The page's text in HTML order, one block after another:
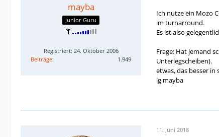
mayba
Junior Guru
Registriert: 24. Oktober 2006
Beiträge
1.949
Ich nutze ein Mozo
im turnarround.
Es ist also
Frage: Hat jemand
Unterlegscheiben).
etwas, das besser
lg mayba
11. Juni 2018